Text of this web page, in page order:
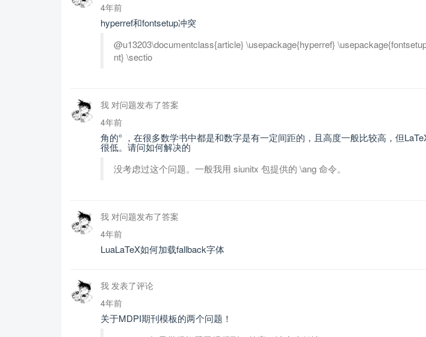
4年前
hyperref和fontsetup冲突
@u13203\documentclass{article} \usepackage{hyperref}
nt} \sectio
我 对问题发布了答案
4年前
角的° ，在很多数学书中都是和数字是有一定间距的，且高度一般比较高，但
很低。请问如何解决的
没考虑过这个问题。一般我用 siunitx 包提供的 \ang 命令。
我 对问题发布了答案
4年前
LuaLaTeX如何加载fallback字体
我 发表了评论
4年前
关于MDPI期刊模板的两个问题！